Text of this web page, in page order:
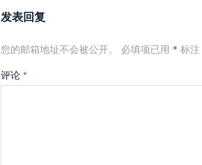
发表回复
您的邮箱地址不会被公开。 必填项已用 * 标注
评论 *